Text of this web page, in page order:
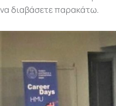
να διαβάσετε παρακάτω.